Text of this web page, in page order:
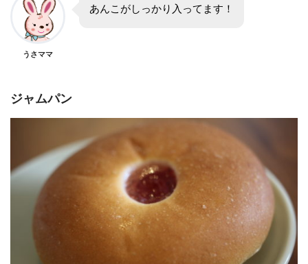
うさママ
あんこがしっかり入ってます！
ジャムパン